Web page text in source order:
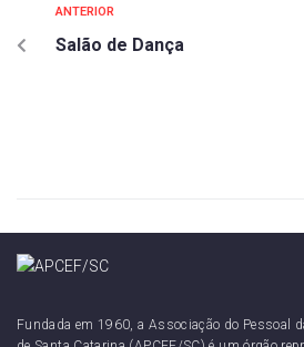
ANTERIOR
Salão de Dança
Fundada em 1960, a Associação do Pessoal